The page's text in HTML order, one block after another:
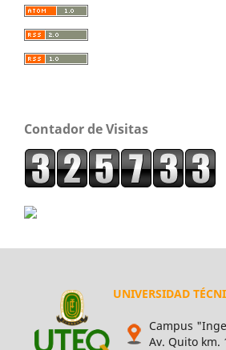
Contador de Visitas
UNIVERSIDAD
Campus
Av. Quito km.